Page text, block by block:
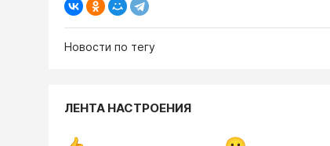
Новости по тегу
ЛЕНТА НАСТРОЕНИЯ